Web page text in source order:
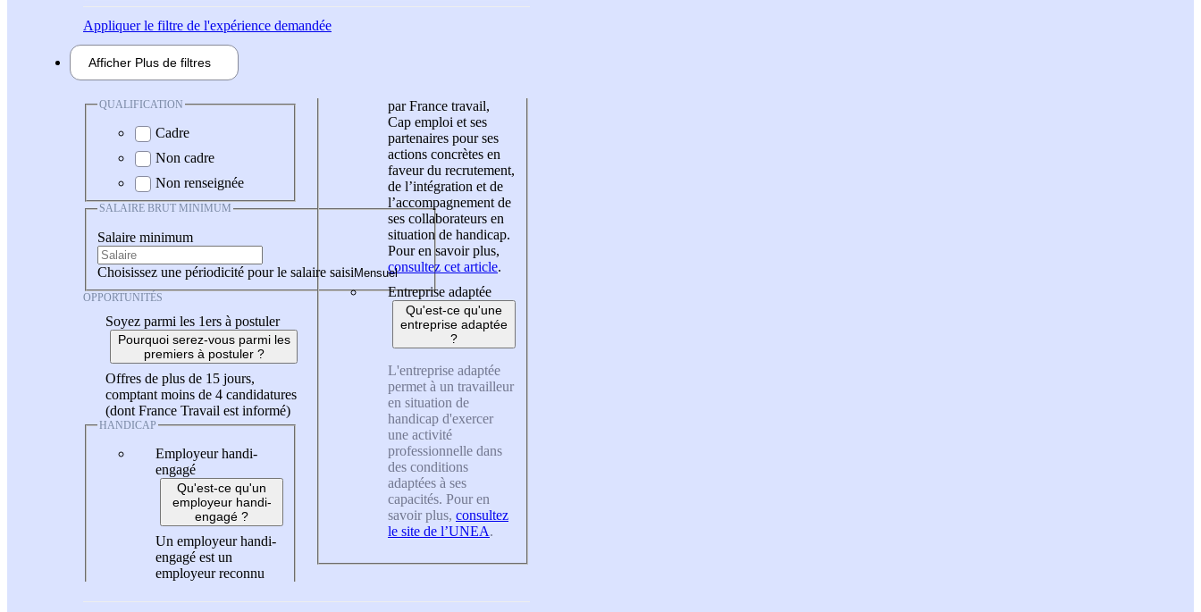
Appliquerle filtre de l'expérience demandée
Afficher Plus de filtres
QUALIFICATION
Cadre
Non cadre
Non renseignée
SALAIRE BRUT MINIMUM
Salaire minimum
Choisissez une périodicité pour le salaire saisi
OPPORTUNITÉS
Soyez parmi les 1ers à postuler
Pourquoi serez-vous parmi les
premiers à postuler ?
Offres de plus de 15 jours,
comptant moins de 4 candidatures
(dont France Travail est informé)
HANDICAP
Employeur handi-
engagé
Qu'est-ce qu'un
employeur handi-
engagé ?
Un employeur handi-
engagé est un
employeur reconnu
par France travail,
Cap emploi et ses
partenaires pour ses
actions concrètes en
faveur du recrutement,
de l’intégration et de
l’accompagnement de
ses collaborateurs en
situation de handicap.
Pour en savoir plus,
consultez cet article.
Entreprise adaptée
Qu'est-ce qu'une
entreprise adaptée
?
L'entreprise adaptée
permet à un travailleur
en situation de
handicap d'exercer
une activité
professionnelle dans
des conditions
adaptées à ses
capacités. Pour en
savoir plus, consultez
le site de l’UNEA.